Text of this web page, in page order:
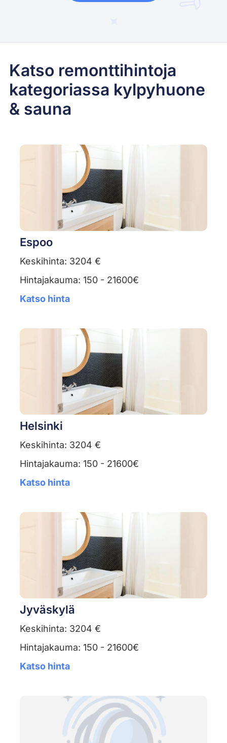
Katso remonttihintoja
kategoriassa kylpyhuone
& sauna
Espoo
Keskihinta: 3204 €
Hintajakauma: 150 - 21600€
Katso hinta
Helsinki
Keskihinta: 3204 €
Hintajakauma: 150 - 21600€
Katso hinta
Jyväskylä
Keskihinta: 3204 €
Hintajakauma: 150 - 21600€
Katso hinta